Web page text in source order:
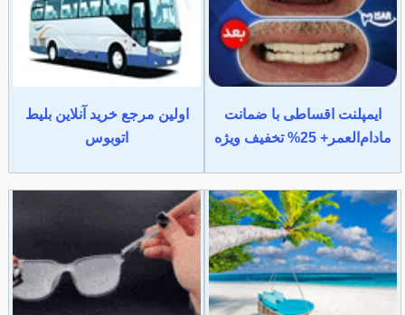
ایمپلنت اقساطی با ضمانت
مادام‌العمر+ 25% تخفیف ویژه
اولین مرجع خرید آنلاین بلیط
اتوبوس